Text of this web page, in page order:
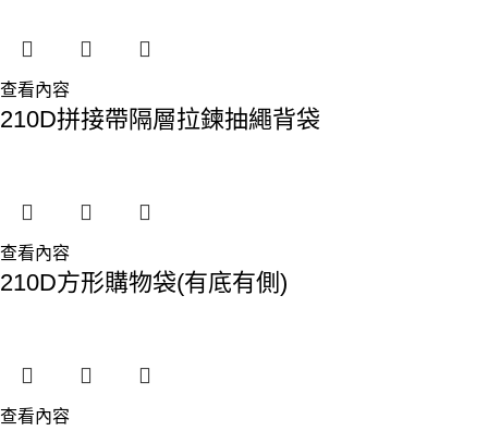
查看內容
210D拼接帶隔層拉鍊抽繩背袋
查看內容
210D方形購物袋(有底有側)
查看內容